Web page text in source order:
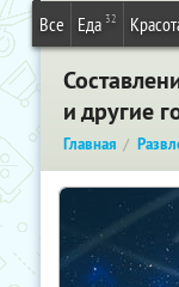
Все Еда 32
и другие
Главная